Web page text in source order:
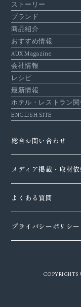
ストーリー
ブランド
商品紹介
おすすめ情報
AUX Magazine
会社情報
レシピ
最新情報
ホテル・レストラン関
ENGLISH SITE
総合お問い合わせ
メディア掲載・取材
よくある質問
プライバシーポリシー